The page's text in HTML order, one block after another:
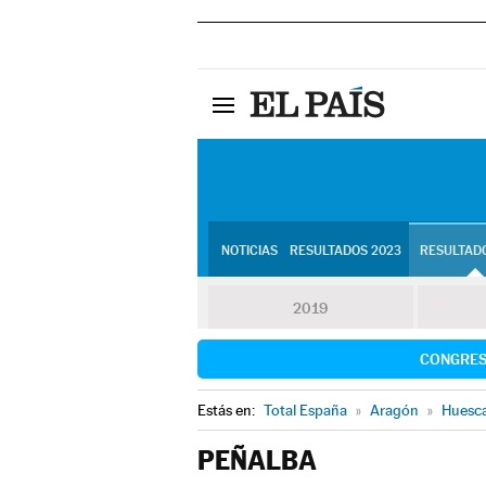
NOTICIAS RESULTADOS 2023
2019
Estás en: Total España » Aragón »
PEÑALBA